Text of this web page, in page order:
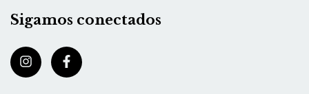
Sigamos conectados